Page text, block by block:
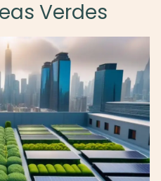
Verdes